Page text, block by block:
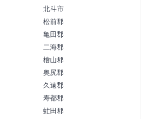
北斗市
松前郡
亀田郡
二海郡
檜山郡
奥尻郡
久遠郡
寿都郡
虻田郡